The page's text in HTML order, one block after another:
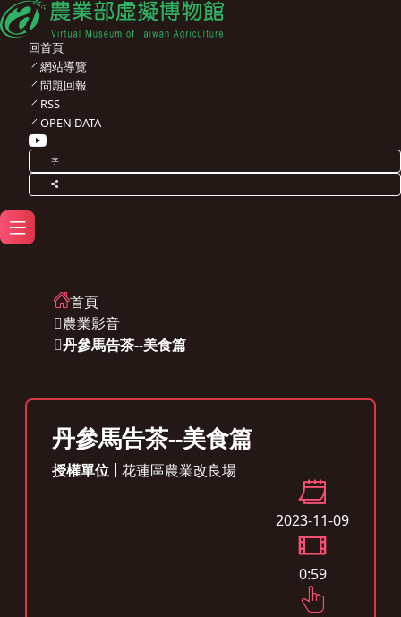
回首頁
網站導覽
問題回報
RSS
OPEN DATA
字
首頁
農業影音
丹參馬告茶--美食篇
丹參馬告茶--美食篇
授權單位 花蓮區農業改良場
2023-11-09
0:59